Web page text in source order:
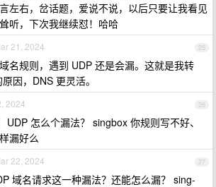
左右，岔话题，爱说不说，以后只要让我看见
听，下次我继续怼！哈哈
25
21, 2024
名规则，遇到 UDP 还是会漏。这就是我转
因，DNS 更灵活。
26
2024
UDP 怎么个漏法？ singbox 你规则写不好、
漏好么
27
22, 2024
域名请求这一种漏法？还能怎么漏？ sing-